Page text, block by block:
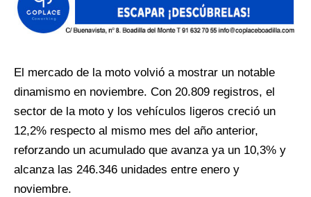
El mercado de la moto volvió a mostrar un notable
dinamismo en noviembre. Con 20.809 registros, el
sector de la moto y los vehículos ligeros creció un
12,2% respecto al mismo mes del año anterior,
reforzando un acumulado que avanza ya un 10,3% y
alcanza las 246.346 unidades entre enero y
noviembre.